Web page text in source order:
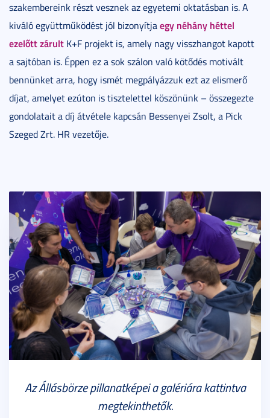
szakembereink részt vesznek az egyetemi oktatásban is. A
kiváló együttműködést jól bizonyítjaegy néhány héttel
ezelőtt zárult K+F projekt is, amely nagy visszhangot kapott
a sajtóban is. Éppen ez a sok szálon való kötődés motivált
bennünket arra, hogy ismét megpályázzuk ezt az elismerő
díjat, amelyet ezúton is tisztelettel köszönünk – összegezte
gondolatait a díj átvétele kapcsán Bessenyei Zsolt, a Pick
Szeged Zrt. HR vezetője.
Az Állásbörze pillanatképei a galériára kattintva
megtekinthetők.